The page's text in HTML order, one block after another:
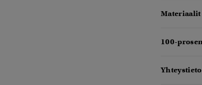
100-
Yhteystieto